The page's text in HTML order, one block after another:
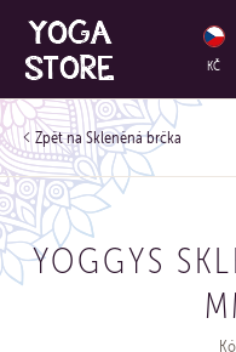
KČ
Skleněná brčka
YOGGYS